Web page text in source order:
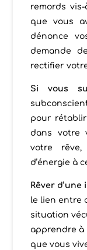
remords
que vous
dénonce
demande
rectifier
Si vous
pour
dans votre
votre
d’énergie à
Rêver d’une
le lien entre
situation
apprendre à
que vous